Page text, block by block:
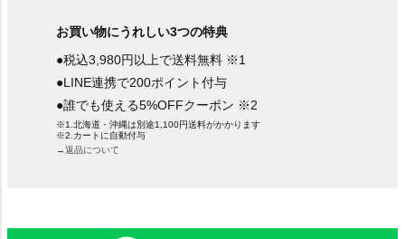
お買い物にうれしい3つの特典
●税込3,980円以上で送料無料 ※1
●LINE連携で200ポイント付与
●誰でも使える5%OFFクーポン ※2
※1.北海道・沖縄は別途1,100円送料がかかります
※2.カートに自動付与
→返品について